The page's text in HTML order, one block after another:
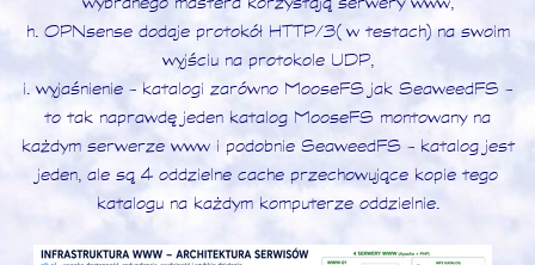
h. OPNsense dodaje protokół HTTP/3 (w testach) na swoim
wyjściu na protokole UDP,
i. wyjaśnienie - katalogi zarówno MooseFS jak SeaweedFS -
to tak naprawdę jeden katalog MooseFS montowany na
każdym serwerze www i podobnie SeaweedFS - katalog jest
jeden, ale są 4 oddzielne cache przechowujące kopie tego
katalogu na każdym komputerze oddzielnie.